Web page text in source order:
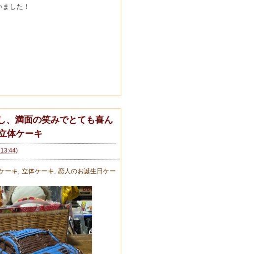
した！
、満面の笑みでとても喜ん
体ケーキ
)
ーキ 立体ケーキ 恋人のお誕生日ケー